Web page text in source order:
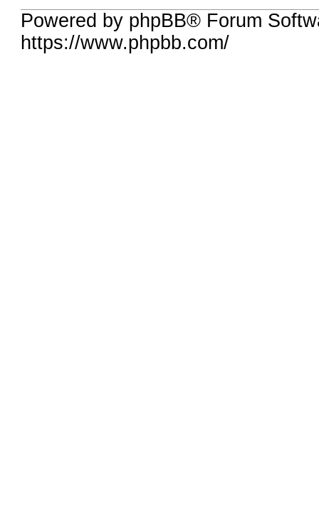
Powered by phpBB® Forum
https://www.phpbb.com/